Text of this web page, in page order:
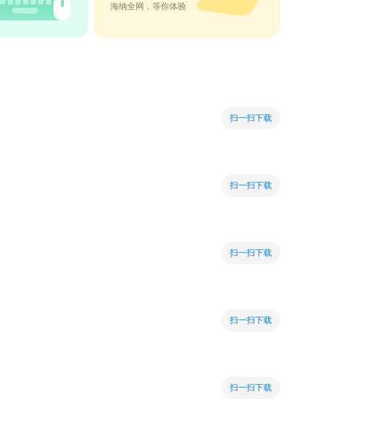
海纳全网，等你体验
扫一扫下载
扫一扫下载
扫一扫下载
扫一扫下载
扫一扫下载